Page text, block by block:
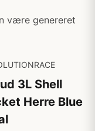
være genereret
3L Shell
Herre Blue